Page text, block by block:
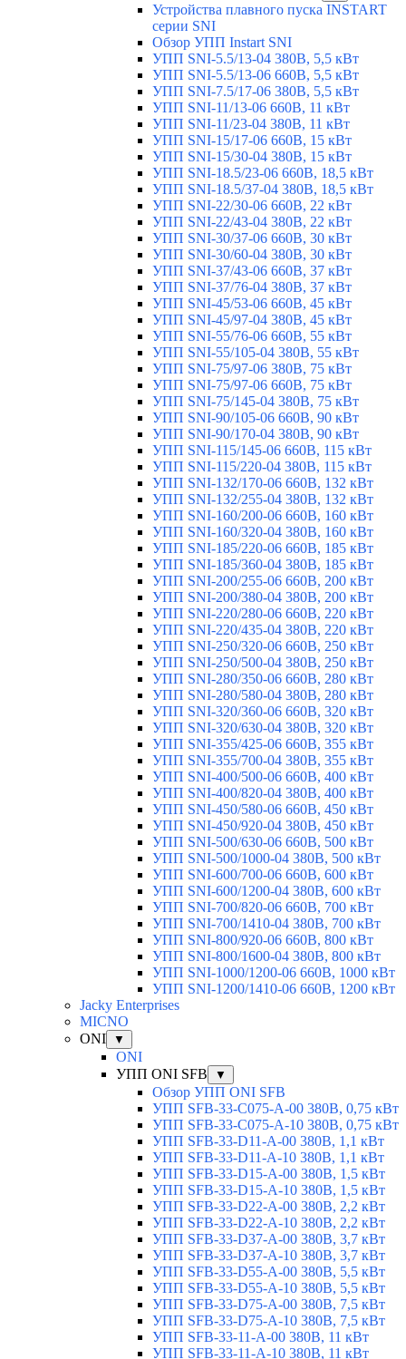
Устройства плавного пуска INSTART
серии SNI
Обзор УПП Instart SNI
УПП SNI-5.5/13-04 380В, 5,5 кВт
УПП SNI-5.5/13-06 660В, 5,5 кВт
УПП SNI-7.5/17-06 380В, 5,5 кВт
УПП SNI-11/13-06 660В, 11 кВт
УПП SNI-11/23-04 380В, 11 кВт
УПП SNI-15/17-06 660В, 15 кВт
УПП SNI-15/30-04 380В, 15 кВт
УПП SNI-18.5/23-06 660В, 18,5 кВт
УПП SNI-18.5/37-04 380В, 18,5 кВт
УПП SNI-22/30-06 660В, 22 кВт
УПП SNI-22/43-04 380В, 22 кВт
УПП SNI-30/37-06 660В, 30 кВт
УПП SNI-30/60-04 380В, 30 кВт
УПП SNI-37/43-06 660В, 37 кВт
УПП SNI-37/76-04 380В, 37 кВт
УПП SNI-45/53-06 660В, 45 кВт
УПП SNI-45/97-04 380В, 45 кВт
УПП SNI-55/76-06 660В, 55 кВт
УПП SNI-55/105-04 380В, 55 кВт
УПП SNI-75/97-06 380В, 75 кВт
УПП SNI-75/97-06 660В, 75 кВт
УПП SNI-75/145-04 380В, 75 кВт
УПП SNI-90/105-06 660В, 90 кВт
УПП SNI-90/170-04 380В, 90 кВт
УПП SNI-115/145-06 660В, 115 кВт
УПП SNI-115/220-04 380В, 115 кВт
УПП SNI-132/170-06 660В, 132 кВт
УПП SNI-132/255-04 380В, 132 кВт
УПП SNI-160/200-06 660В, 160 кВт
УПП SNI-160/320-04 380В, 160 кВт
УПП SNI-185/220-06 660В, 185 кВт
УПП SNI-185/360-04 380В, 185 кВт
УПП SNI-200/255-06 660В, 200 кВт
УПП SNI-200/380-04 380В, 200 кВт
УПП SNI-220/280-06 660В, 220 кВт
УПП SNI-220/435-04 380В, 220 кВт
УПП SNI-250/320-06 660В, 250 кВт
УПП SNI-250/500-04 380В, 250 кВт
УПП SNI-280/350-06 660В, 280 кВт
УПП SNI-280/580-04 380В, 280 кВт
УПП SNI-320/360-06 660В, 320 кВт
УПП SNI-320/630-04 380В, 320 кВт
УПП SNI-355/425-06 660В, 355 кВт
УПП SNI-355/700-04 380В, 355 кВт
УПП SNI-400/500-06 660В, 400 кВт
УПП SNI-400/820-04 380В, 400 кВт
УПП SNI-450/580-06 660В, 450 кВт
УПП SNI-450/920-04 380В, 450 кВт
УПП SNI-500/630-06 660В, 500 кВт
УПП SNI-500/1000-04 380В, 500 кВт
УПП SNI-600/700-06 660В, 600 кВт
УПП SNI-600/1200-04 380В, 600 кВт
УПП SNI-700/820-06 660В, 700 кВт
УПП SNI-700/1410-04 380В, 700 кВт
УПП SNI-800/920-06 660В, 800 кВт
УПП SNI-800/1600-04 380В, 800 кВт
УПП SNI-1000/1200-06 660В, 1000 кВт
УПП SNI-1200/1410-06 660В, 1200 кВт
Jacky Enterprises
MICNO
ONI
▼
ONI
УПП ONI SFB
▼
Обзор УПП ONI SFB
УПП SFB-33-C075-A-00 380В, 0,75 кВт
УПП SFB-33-C075-A-10 380В, 0,75 кВт
УПП SFB-33-D11-A-00 380В, 1,1 кВт
УПП SFB-33-D11-A-10 380В, 1,1 кВт
УПП SFB-33-D15-A-00 380В, 1,5 кВт
УПП SFB-33-D15-A-10 380В, 1,5 кВт
УПП SFB-33-D22-A-00 380В, 2,2 кВт
УПП SFB-33-D22-A-10 380В, 2,2 кВт
УПП SFB-33-D37-A-00 380В, 3,7 кВт
УПП SFB-33-D37-A-10 380В, 3,7 кВт
УПП SFB-33-D55-A-00 380В, 5,5 кВт
УПП SFB-33-D55-A-10 380В, 5,5 кВт
УПП SFB-33-D75-A-00 380В, 7,5 кВт
УПП SFB-33-D75-A-10 380В, 7,5 кВт
УПП SFB-33-11-A-00 380В, 11 кВт
УПП SFB-33-11-A-10 380В, 11 кВт